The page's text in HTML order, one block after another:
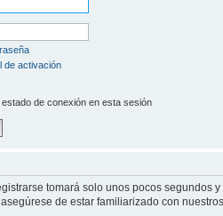
de activación
de conexión en esta sesión
tomará solo unos pocos
de estar familiarizado con